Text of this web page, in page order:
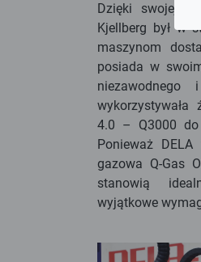
Dzięki swojej
Kjellberg był w
maszynom
posiada w
niezawodnego
wykorzystywała
4.0 – Q3000
Ponieważ
gazowa Q-Gas
stanowią
wyjątkowe